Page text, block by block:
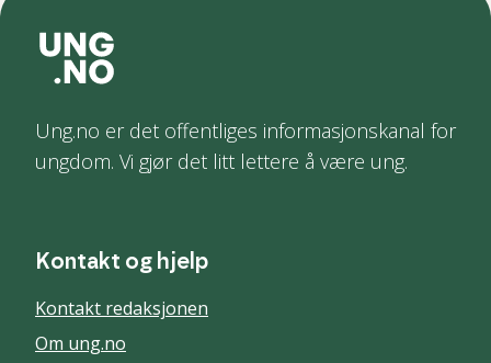
Ung.no er det offentliges informasjonskanal for
ungdom. Vi gjør det litt lettere å være ung.
Kontakt og hjelp
Kontakt redaksjonen
Om ung.no